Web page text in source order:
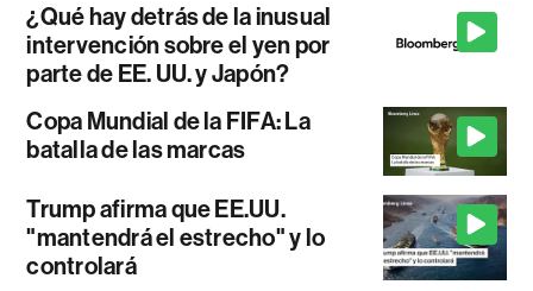
¿Qué hay detrás de la inusual
intervención sobre el yen por
parte de EE. UU. y Japón?
Copa Mundial de la FIFA: La
batalla de las marcas
Trump afirma que EE.UU.
"mantendrá el estrecho" y lo
controlará